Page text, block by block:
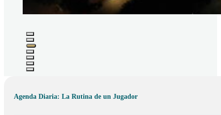
Agenda Diaria: La Rutina de un Jugador